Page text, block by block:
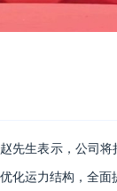
赵先生表示，公司
化运力结构，全